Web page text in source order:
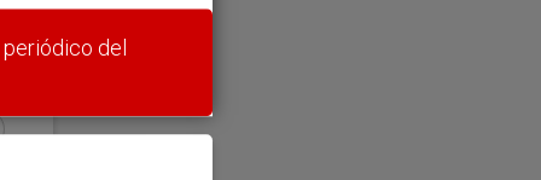
del